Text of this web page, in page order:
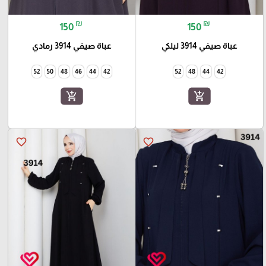
150 ₪
عباة صيفي 3914 ليلكي
42
44
48
52
add_shopping_cart
150 ₪
عباة صيفي 3914 رمادي
42
44
46
48
50
52
add_shopping_cart
favorite_border
favorite_border